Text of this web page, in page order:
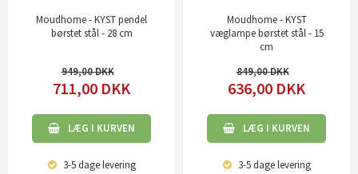
Moudhome - KYST pendel
børstet stål - 28 cm
949,00
711,00 DKK
LÆG I KURVEN
3-5 dagelevering
Moudhome - KYST
væglampe børstet stål - 15
cm
849,00
636,00 DKK
LÆG I KURVEN
3-5 dagelevering